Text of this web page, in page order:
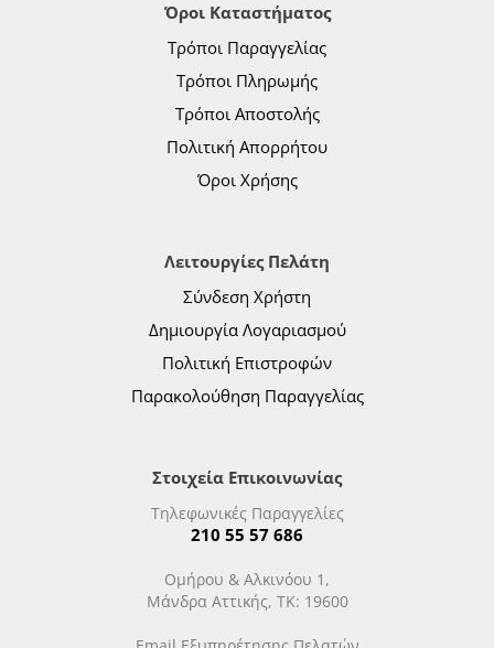
Όροι Καταστήματος
Τρόποι Παραγγελίας
Τρόποι Πληρωμής
Τρόποι Αποστολής
Πολιτική Απορρήτου
Όροι Χρήσης
Λειτουργίες Πελάτη
Σύνδεση Χρήστη
Δημιουργία Λογαριασμού
Πολιτική Επιστροφών
Παρακολούθηση Παραγγελίας
Στοιχεία Επικοινωνίας
Τηλεφωνικές Παραγγελίες
210 55 57 686
Ομήρου & Αλκινόου 1,
Μάνδρα Αττικής, ΤΚ: 19600